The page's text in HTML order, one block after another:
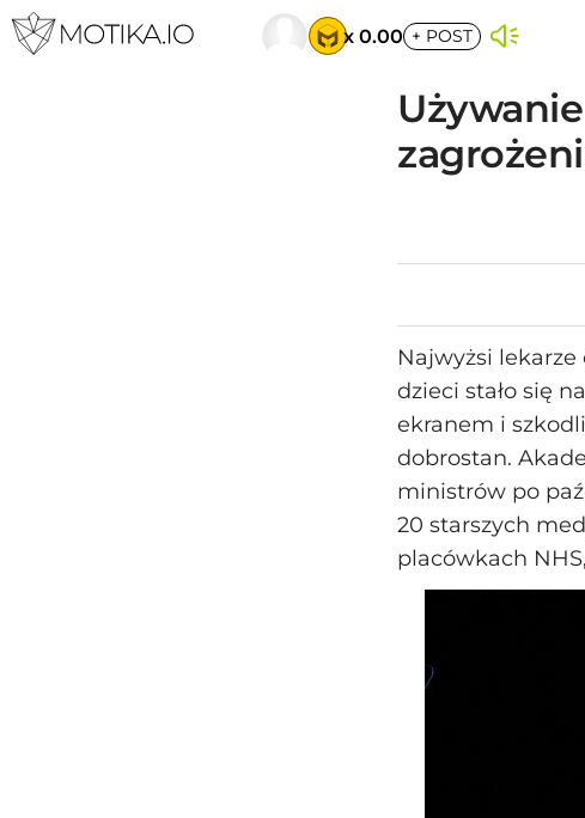
x 0.00 + POST
Najwyżsi
dzieci stało się
ekranem i
dobrostan.
ministrów po
20 starszych
placówkach